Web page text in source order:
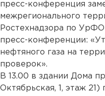
пресс-конференция
межрегионального
Ростехнадзора по
пресс-конференции:
нефтяного газа на
проверок».
В 13.00 в здании Дома
Октябрьская, 1, этаж